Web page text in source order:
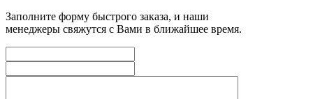
Заполните форму быстрого заказа, и наши
менеджеры свяжутся с Вами в ближайшее время.